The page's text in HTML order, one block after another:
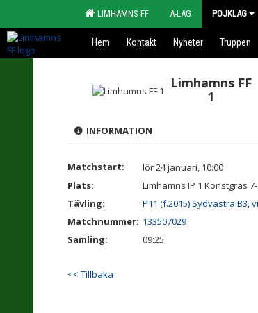
LIMHAMNS FF A-LAG POJKLAG
Hem Kontakt Nyheter Truppen
Limhamns FF
1
INFORMATION
Matchstart:
lör 24 januari, 10:00
Plats:
Limhamns IP 1 Konstgräs
Tävling:
P11 (f.2015) Sydvästra B3,
Matchnummer: 133507029
Samling:
09:25
<< Tillbaka